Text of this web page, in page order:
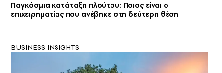
Παγκόσμια κατάταξη πλούτου: Ποιος είναι ο
επιχειρηματίας που ανέβηκε στη δεύτερη θέση
BUSINESS INSIGHTS